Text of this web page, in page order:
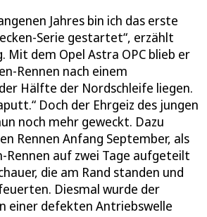
Jahres bin ich das erste
Serie gestartet“, erzählt
Mit dem Opel Astra OPC blieb er
Rennen nach einem
Hälfte der Nordschleife liegen.
Doch der Ehrgeiz des jungen
noch mehr geweckt. Dazu
Rennen Anfang September, als
Rennen auf zwei Tage aufgeteilt
die am Rand standen und
Diesmal wurde der
einer defekten Antriebswelle